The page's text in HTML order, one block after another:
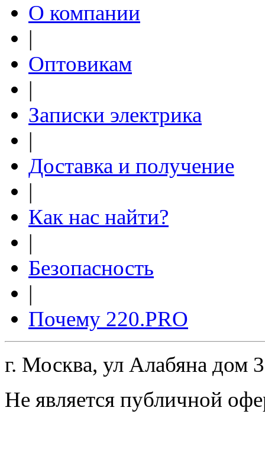
О компании
|
Оптовикам
|
Записки электрика
|
Доставка и получение
|
Как нас найти?
|
Безопасность
|
Почему 220.PRO
г. Москва, ул Алабяна дом
Не является публичной